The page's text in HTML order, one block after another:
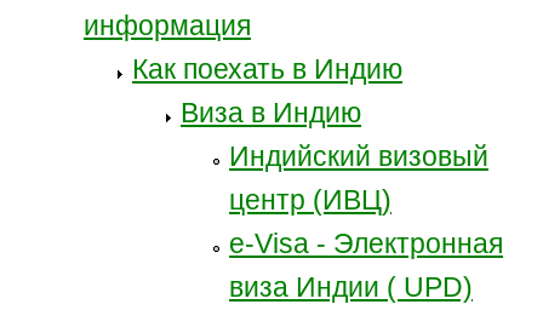
информация
Как поехать в Индию
Виза в Индию
Индийский визовый
центр (ИВЦ)
e-Visa - Электронная
виза Индии ( UPD)